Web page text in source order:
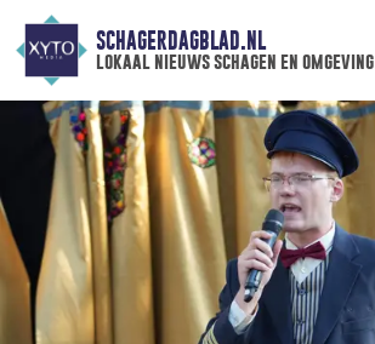
SCHAGERDAGBLAD.NL
lokaal nieuws schagen en omgeving